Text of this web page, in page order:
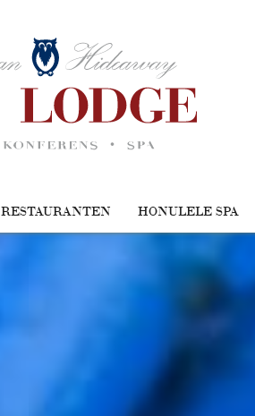
RESTAURANTEN HONULELE SPA